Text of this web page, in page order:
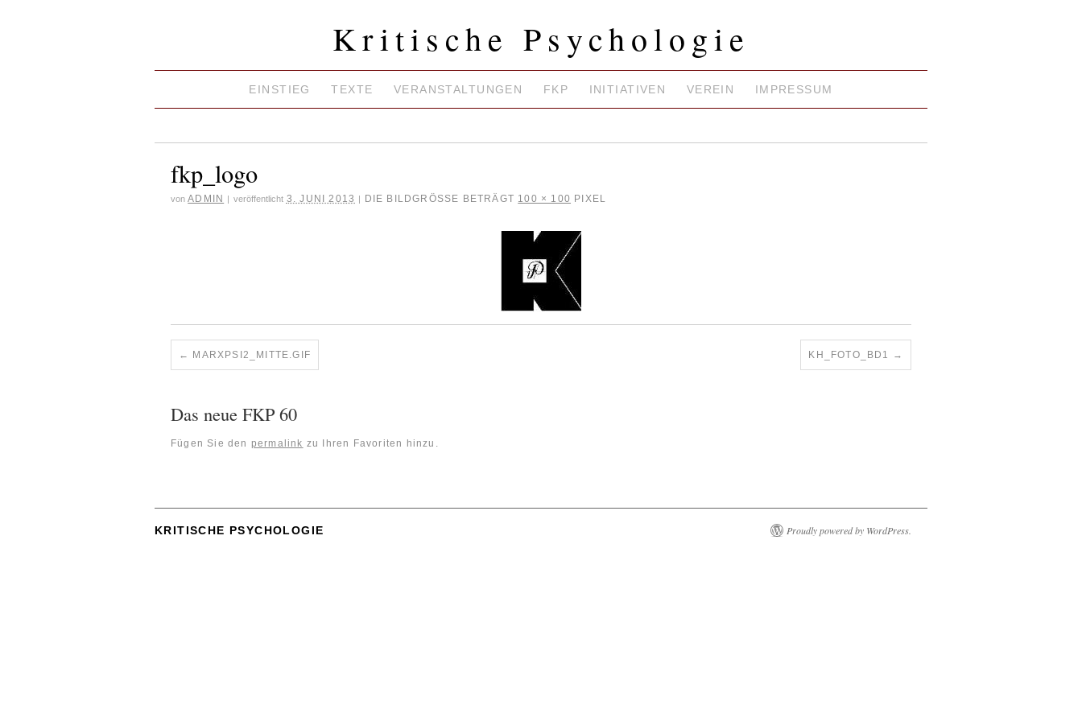
Kritische Psychologie
EINSTIEG TEXTE VERANSTALTUNGEN FKP INITIATIVEN VEREIN IMPRESSUM
fkp_logo
von ADMIN | veröffentlicht 3. JUNI 2013 | DIE BILDGRÖSSE BETRÄGT 100 × 100 PIXEL
MARXPSI2_MITTE.GIF KH_FOTO_BD1
Das neue FKP 60
Fügen Sie den permalink zu Ihren Favoriten hinzu.
KRITISCHE PSYCHOLOGIE Proudly powered by WordPress.